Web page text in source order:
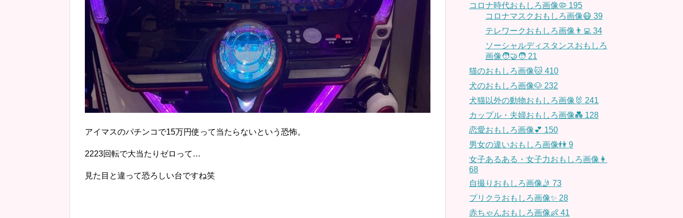
アイマスのパチンコで15万円使って当たらないという恐怖。
2223回転で大当たりゼロって…
見た目と違って恐ろしい台ですね笑
コロナ時代おもしろ画像🦠 195
コロナマスクおもしろ画像😷 39
テレワークおもしろ画像👨‍💻 34
ソーシャルディスタンスおもしろ
画像🧑‍🤝‍🧑 21
猫のおもしろ画像🐱 410
犬のおもしろ画像🐶 232
犬猫以外の動物おもしろ画像🐰 241
カップル・夫婦おもしろ画像💑 128
恋愛おもしろ画像💕 150
男女の違いおもしろ画像👫 9
女子あるある・女子力おもしろ画像👩
68
自撮りおもしろ画像🤳 73
プリクラおもしろ画像✨ 28
赤ちゃんおもしろ画像👶 41